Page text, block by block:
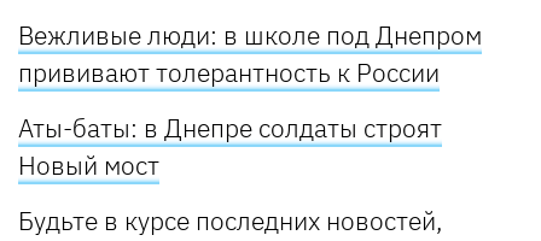
Вежливые люди: в школе под Днепром
прививают толерантность к России
Аты-баты: в Днепре солдаты строят
Новый мост
Будьте в курсе последних новостей,